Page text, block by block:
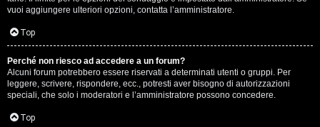
vuoi aggiungere ulteriori opzioni, contatta l’amministratore.
Top
Perché non riesco ad accedere a un forum?
Alcuni forum potrebbero essere riservati a determinati utenti o gruppi. Per
leggere, scrivere, rispondere, ecc., potresti aver bisogno di autorizzazioni
speciali, che solo i moderatori e l’amministratore possono concedere.
Top
n
o
.
.
.